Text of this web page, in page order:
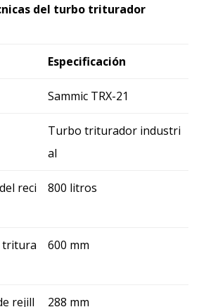
del turbo triturador
Especificación
Sammic TRX-21
Turbo triturador industri
al
reci
800 litros
tritura
600 mm
rejill
288 mm